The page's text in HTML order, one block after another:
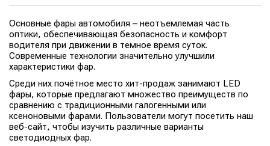
Основные фары автомобиля – неотъемлемая часть
оптики, обеспечивающая безопасность и комфорт
водителя при движении в темное время суток.
Современные технологии значительно улучшили
характеристики фар.
Среди них почётное место хит-продаж занимают LED
фары, которые предлагают множество преимуществ по
сравнению с традиционными галогенными или
ксеноновыми фарами. Пользователи могут посетить наш
веб-сайт, чтобы изучить различные варианты
светодиодных фар.